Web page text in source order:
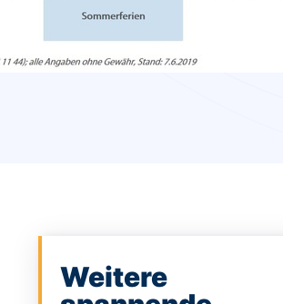
Weitere